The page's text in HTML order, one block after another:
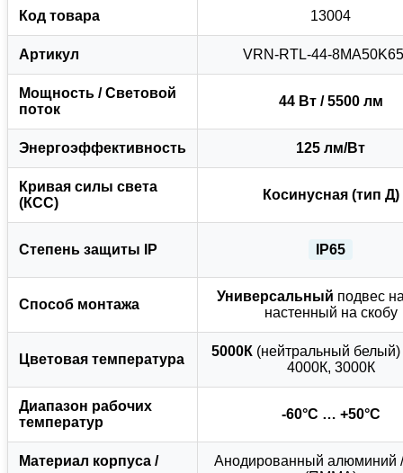
Код товара 13004
Артикул VRN-RTL-44-
Мощность / Световой
поток
44 Вт / 5500 лм
Энергоэффективность 125 лм/Вт
Кривая силы света
(КСС)
Косинусная (тип Д)
Степень защиты IP IP65
Способ монтажа
Универсальный подвес
настенный на скобу
Цветовая температура
5000К(нейтральный
4000К, 3000К
Диапазон рабочих
температур
-60°C … +50°C
Материал корпуса /
Анодированный алюминий